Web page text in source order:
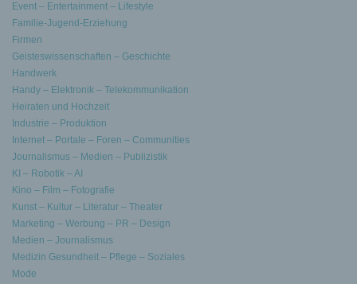
Event – Entertainment – Lifestyle
Familie-Jugend-Erziehung
Firmen
Geisteswissenschaften – Geschichte
Handwerk
Handy – Elektronik – Telekommunikation
Heiraten und Hochzeit
Industrie – Produktion
Internet – Portale – Foren – Communities
Journalismus – Medien – Publizistik
KI – Robotik – AI
Kino – Film – Fotografie
Kunst – Kultur – Literatur – Theater
Marketing – Werbung – PR – Design
Medien – Journalismus
Medizin Gesundheit – Pflege – Soziales
Mode